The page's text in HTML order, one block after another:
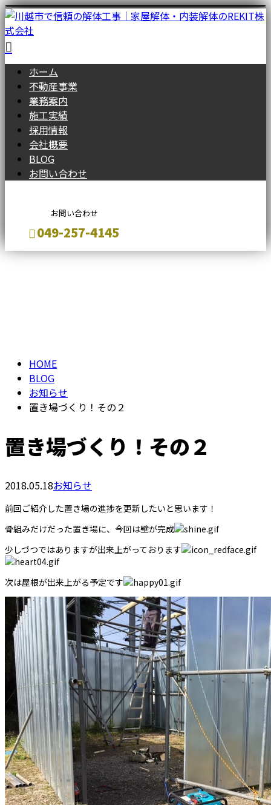
ホーム
不動産事業
業務案内
施工実績
採用情報
会社概要
BLOG
お問い合わせ
お問い合わせ
‭049-257-4145
HOME
BLOG
お知らせ
置き場づくり！その２
置き場づくり！その２
2018.05.18お知らせ
前回ご紹介した置き場の進捗を更新したいと思います！
骨組みだけだった置き場に、今回は壁が完成
少しづつではありますが出来上がっております
次は屋根が出来上がる予定です